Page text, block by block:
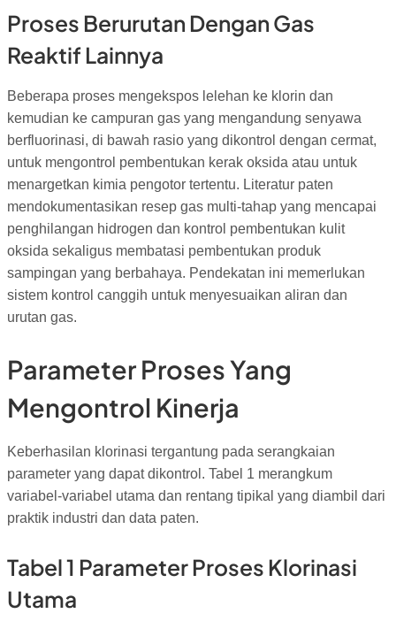
Proses Berurutan Dengan Gas
Reaktif Lainnya
Beberapa proses mengekspos lelehan ke klorin dan
kemudian ke campuran gas yang mengandung senyawa
berfluorinasi, di bawah rasio yang dikontrol dengan cermat,
untuk mengontrol pembentukan kerak oksida atau untuk
menargetkan kimia pengotor tertentu. Literatur paten
mendokumentasikan resep gas multi-tahap yang mencapai
penghilangan hidrogen dan kontrol pembentukan kulit
oksida sekaligus membatasi pembentukan produk
sampingan yang berbahaya. Pendekatan ini memerlukan
sistem kontrol canggih untuk menyesuaikan aliran dan
urutan gas.
Parameter Proses Yang
Mengontrol Kinerja
Keberhasilan klorinasi tergantung pada serangkaian
parameter yang dapat dikontrol. Tabel 1 merangkum
variabel-variabel utama dan rentang tipikal yang diambil dari
praktik industri dan data paten.
Tabel 1 Parameter Proses Klorinasi
Utama